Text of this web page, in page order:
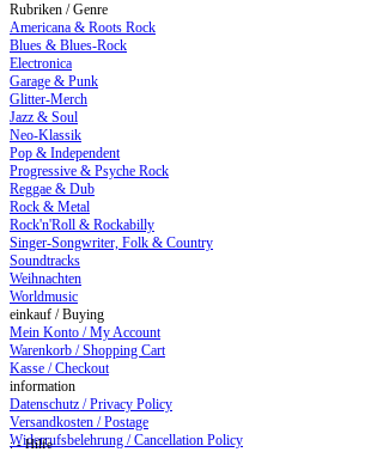
Rubriken / Genre
Americana & Roots Rock
Blues & Blues-Rock
Electronica
Garage & Punk
Glitter-Merch
Jazz & Soul
Neo-Klassik
Pop & Independent
Progressive & Psyche Rock
Reggae & Dub
Rock & Metal
Rock'n'Roll & Rockabilly
Singer-Songwriter, Folk & Country
Soundtracks
Weihnachten
Worldmusic
einkauf / Buying
Mein Konto / My Account
Warenkorb / Shopping Cart
Kasse / Checkout
information
Datenschutz / Privacy Policy
Versandkosten / Postage
Widerrufsbelehrung / Cancellation Policy
: - Hilfe